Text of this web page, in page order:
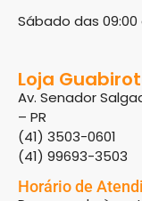
Sábado das 09:00
Loja
Av. Senador
– PR
(41) 3503-0601
(41) 99693-3503
Horário de